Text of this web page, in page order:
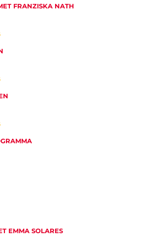
FRANZISKA NATH
EMMA SOLARES